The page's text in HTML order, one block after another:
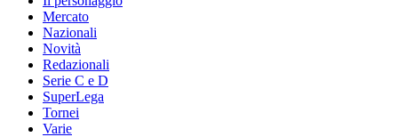
Mercato
Nazionali
Novità
Redazionali
Serie C e D
SuperLega
Tornei
Varie